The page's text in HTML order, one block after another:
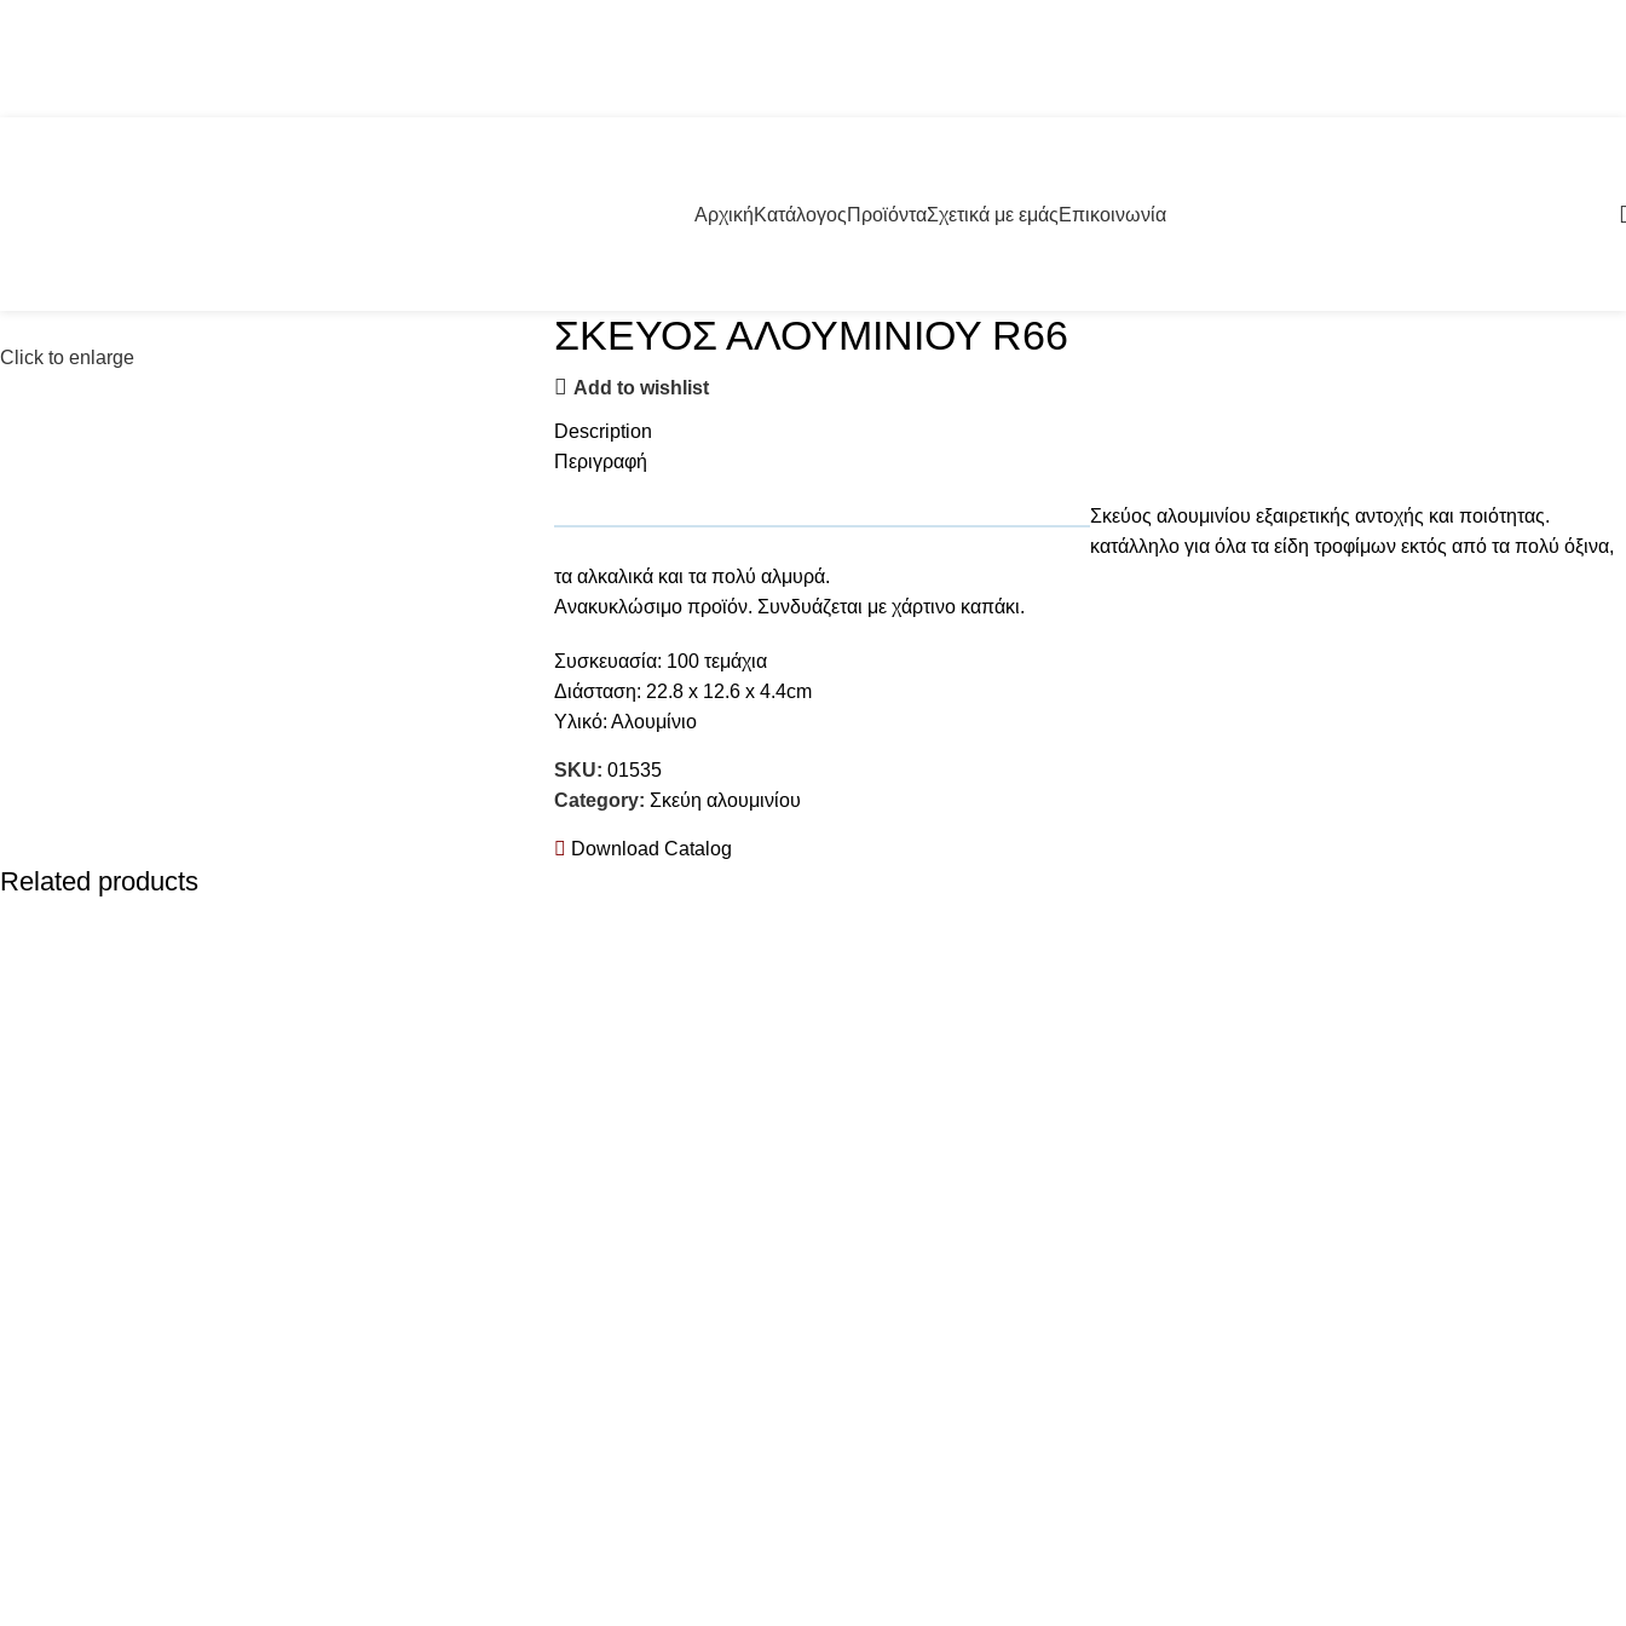
ΑρχικήΚατάλογοςΠροϊόνταΣχετικά με εμάςΕπικοινωνία
Click to enlarge ΣΚΕΥΟΣ ΑΛΟΥΜΙΝΙΟΥ R66
Add to wishlist
Description
Περιγραφή
Σκεύος αλουμινίου εξαιρετικής αντοχής και ποιότητας.
κατάλληλο για όλα τα είδη τροφίμων εκτός από τα πολύ όξινα,
τα αλκαλικά και τα πολύ αλμυρά.
Ανακυκλώσιμο προϊόν. Συνδυάζεται με χάρτινο καπάκι.
Συσκευασία: 100 τεμάχια
Διάσταση: 22.8 x 12.6 x 4.4cm
Υλικό: Αλουμίνιο
SKU: 01535
Category: Σκεύη αλουμινίου
Download Catalog
Related products